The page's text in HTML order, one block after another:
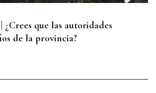
¿Crees que las autoridades
de la provincia?